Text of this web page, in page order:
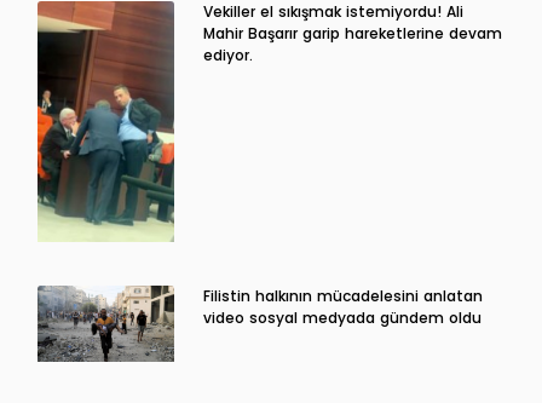
Vekiller el sıkışmak istemiyordu! Ali
Mahir Başarır garip hareketlerine devam
ediyor.
Filistin halkının mücadelesini anlatan
video sosyal medyada gündem oldu